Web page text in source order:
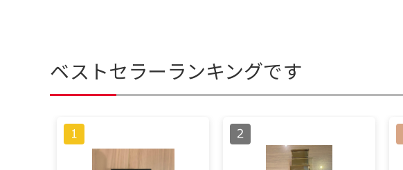
ベストセラーランキングです